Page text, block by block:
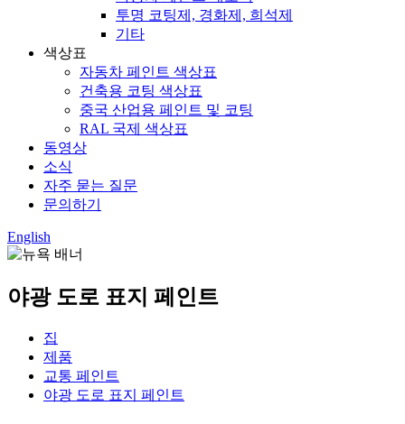
투명 코팅제, 경화제, 희석제
기타
색상표
자동차 페인트 색상표
건축용 코팅 색상표
중국 산업용 페인트 및 코팅
RAL 국제 색상표
동영상
소식
자주 묻는 질문
문의하기
English
야광 도로 표지 페인트
집
제품
교통 페인트
야광 도로 표지 페인트